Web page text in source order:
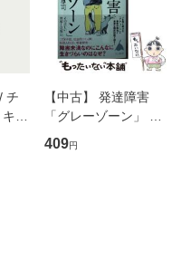
チ
ュ
】
【中古】 発達障害
「グレーゾーン」 そ
の正しい理解と克服法
(SB新書 572) / 岡田尊
409円